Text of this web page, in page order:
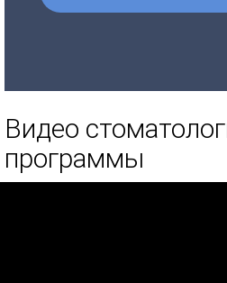
Видео
программы